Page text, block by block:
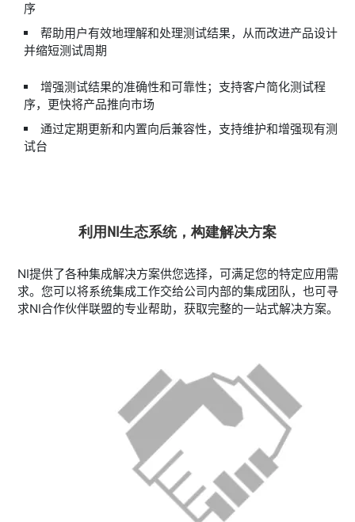
序
​帮助用户有效地理解和处理测试结果，从而改进产品设计
并缩短测试周期
​增强测试结果的准确性和可靠性；支持客户简化测试程
序，更快将产品推向市场
​通过定期更新和内置向后兼容性，支持维护和增强现有测
试台
利用NI生态系统，构建解决方案
NI提供了各种集成解决方案供您选择，可满足您的特定应用需
求。​您可以将系统集成工作交给公司内部的集成团队，也可寻
求NI合作伙伴联盟的专业帮助，获取完整的一站式解决方案。